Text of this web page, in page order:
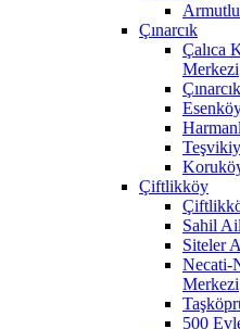
Çınarcık
Çalıca
Merkezi
Çiftlikköy
Sahil
Siteler
Necati-
Merkezi
500